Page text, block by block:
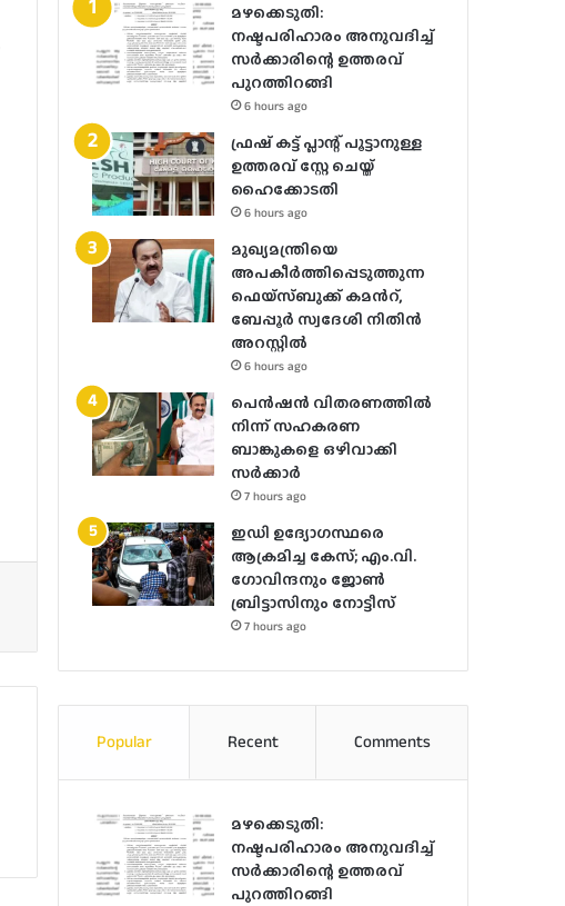
മഴക്കെടുതി:
നഷ്ടപരിഹാരം അനുവദിച്ച്
സർക്കാരിന്റെ ഉത്തരവ്
പുറത്തിറങ്ങി
6 hours ago
ഫ്രഷ് കട്ട് പ്ലാന്റ് പൂട്ടാനുള്ള
ഉത്തരവ് സ്റ്റേ ചെയ്ത്
ഹൈക്കോടതി
6 hours ago
മുഖ്യമന്ത്രിയെ
അപകീർത്തിപ്പെടുത്തുന്ന
ഫെയ്സ്ബുക്ക് കമന്‍റ്,
ബേപ്പൂർ സ്വദേശി നിതിൻ
അറസ്റ്റിൽ
6 hours ago
പെൻഷൻ വിതരണത്തിൽ
നിന്ന് സഹകരണ
ബാങ്കുകളെ ഒഴിവാക്കി
സർക്കാർ
7 hours ago
ഇഡി ഉദ്യോഗസ്ഥരെ
ആക്രമിച്ച കേസ്; എം.വി.
ഗോവിന്ദനും ജോൺ
ബ്രിട്ടാസിനും നോട്ടീസ്
7 hours ago
Popular Recent Comments
മഴക്കെടുതി:
നഷ്ടപരിഹാരം അനുവദിച്ച്
സർക്കാരിന്റെ ഉത്തരവ്
പുറത്തിറങ്ങി